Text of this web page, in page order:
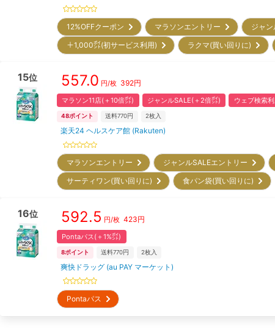
12%OFFクーポン マラソンエントリー ジャ
＋1,000㌽(初サービス利用)
ラクマ(買い回りに)
15位 557.0 円/枚 392円
マラソン11店(＋10倍㌽) ジャンルSALE(＋2倍㌽) ウェブ検索
48ポイント 送料770円 2枚入
楽天24 ヘルスケア館 (Rakuten)
マラソンエントリー ジャンルSALEエントリー
サーティワン(買い回りに)
食パン袋(買い回りに)
16位 592.5 円/枚 423円
Pontaパス(＋1%㌽)
8ポイント 送料770円 2枚入
爽快ドラッグ (au PAY マーケット)
Pontaパス